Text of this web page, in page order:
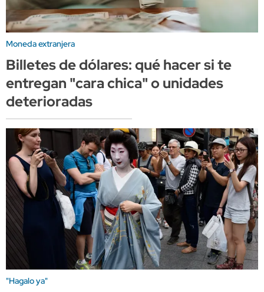
Moneda extranjera
Billetes de dólares: qué hacer si te
entregan "cara chica" o unidades
deterioradas
"Hagalo ya"